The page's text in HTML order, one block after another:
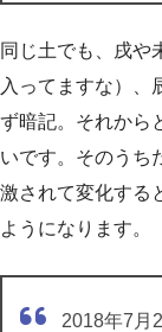
同じ土でも、戌や
入ってますな）、
ず暗記。それから
いです。そのうち
激されて変化する
ようになります。
2018年7月